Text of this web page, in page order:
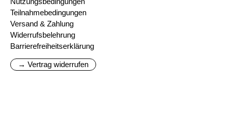
Teilnahmebedingungen
Versand & Zahlung
Widerrufsbelehrung
Barrierefreiheitserklärung
→ Vertrag widerrufen